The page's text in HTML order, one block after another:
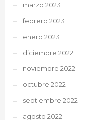
marzo 2023
febrero 2023
enero 2023
diciembre 2022
noviembre 2022
octubre 2022
septiembre 2022
agosto 2022